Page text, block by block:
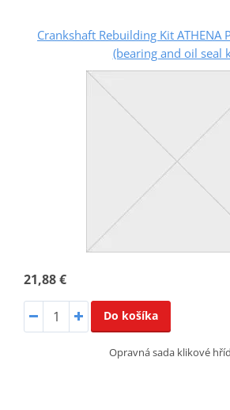
Crankshaft Rebuilding Kit ATHENA
(bearing and oil seal
21,88 €
Do košíka
Opravná sada klikové